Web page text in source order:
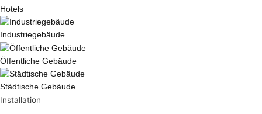
Hotels
Industriegebäude
Öffentliche Gebäude
Städtische Gebäude
Installation